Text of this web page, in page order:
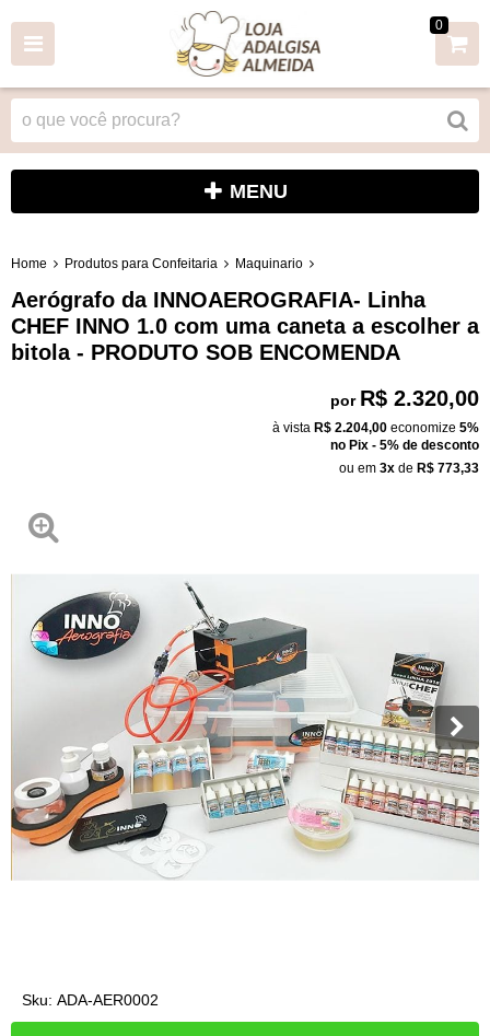
0
MENU
Home Produtos para Confeitaria Maquinario
Aerógrafo da INNOAEROGRAFIA- Linha
CHEF INNO 1.0 com uma caneta a escolher a
bitola - PRODUTO SOB ENCOMENDA
por R$ 2.320,00
à vista R$ 2.204,00 economize 5%
no Pix - 5% de desconto
ou em 3x de R$ 773,33
Sku: ADA-AER0002